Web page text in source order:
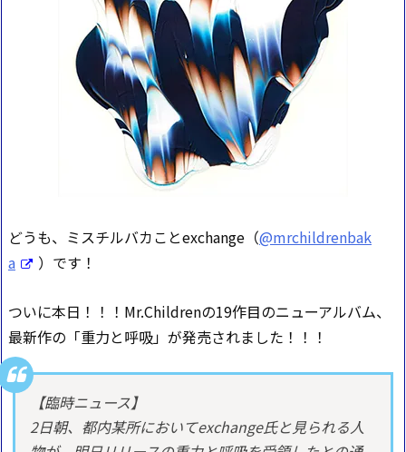
どうも、ミスチルバカことexchange（@mrchildrenbak
a
）です！
ついに本日！！！Mr.Childrenの19作目のニューアルバム、
最新作の「重力と呼吸」が発売されました！！！
【臨時ニュース】
2日朝、都内某所においてexchange氏と見られる人